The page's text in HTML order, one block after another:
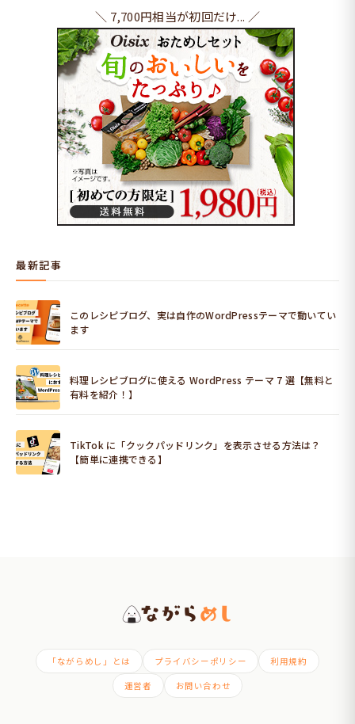
＼ 7,700円相当が初回だけ... ／
最新記事
このレシピブログ、実は自作のWordPressテーマで動いてい
ます
料理レシピブログに使える WordPress テーマ 7 選【無料と
有料を紹介！】
TikTok に「クックパッドリンク」を表示させる方法は？
【簡単に連携できる】
「ながらめし」とは プライバシーポリシー 利用規約
運営者 お問い合わせ